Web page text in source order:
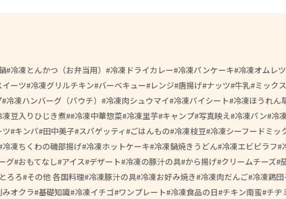
冷凍とんかつ（お弁当用） 冷凍ドライカレー 冷凍パンケーキ 冷凍オムレツ
イーツ 冷凍グリルチキン バーベキュー レンジ 唐揚げ ナッツ 牛乳 ミック
冷凍ハンバーグ（パウチ） 冷凍肉シュウマイ 冷凍パイシート 冷凍ほうれん
凍豆入りひじき煮 #冷凍中華惣菜 冷凍里芋 キャンプ 写真映え 冷凍パン 冷
ツ キンパ 田中美子 スパゲッティ ごはんもの 冷凍枝豆 冷凍シーフードミッ
冷凍ちくわの磯部揚げ 冷凍ホットケーキ 冷凍鍋焼きうどん 冷凍エビピラフ
グ おもてなし アイス デザート 冷凍の豚汁の具 から揚げ クリームチーズ
ろろ その他 各国料理 冷凍豚汁の具 冷凍お好み焼き 冷凍肉だんご 冷凍鶏
みオクラ 基礎知識 冷凍イチゴ ワンプレート 冷凍食品の日 チキン南蛮 チヂ